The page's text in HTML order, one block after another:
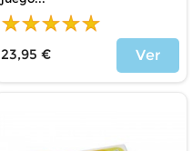
23,95 €
Ver